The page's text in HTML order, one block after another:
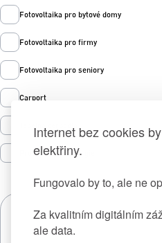
Internet bez cookies
elektřiny.
Fungovalo by to, ale ne
Za kvalitním digitálním
ale data.
Fotovoltaika pro bytové domy
Fotovoltaika pro firmy
Fotovoltaika pro seniory
Carport
Prodej zelené energie